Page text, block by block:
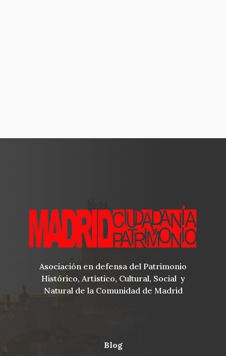
Asociación en defensa del Patrimonio
Histórico, Artístico, Cultural, Social y
Natural de la Comunidad de Madrid
blog